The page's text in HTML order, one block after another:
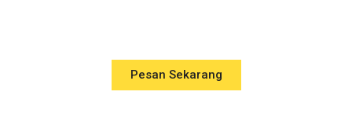
Pesan Sekarang